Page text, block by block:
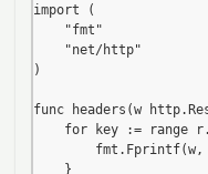
import (
)
func headers(w